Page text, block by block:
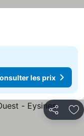
les prix
Partager